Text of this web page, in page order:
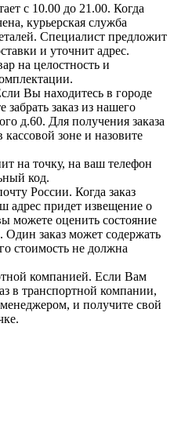
с 10.00 до 21.00. Когда
курьерская служба
Специалист предложит
и уточнит адрес.
на целостность и
Вы находитесь в городе
заказ из нашего
д.60. Для получения заказа
кассовой зоне и назовите
на точку, на ваш телефон
код.
России. Когда заказ
адрес придет извещение о
можете оценить состояние
Один заказ может содержать
стоимость не должна
компанией. Если Вам
в транспортной компании,
и получите свой